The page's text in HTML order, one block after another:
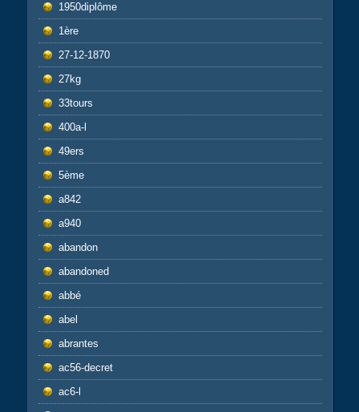
1950diplôme
1ère
27-12-1870
27kg
33tours
400a-l
49ers
5ème
a842
a940
abandon
abandoned
abbé
abel
abrantes
ac56-decret
ac6-l